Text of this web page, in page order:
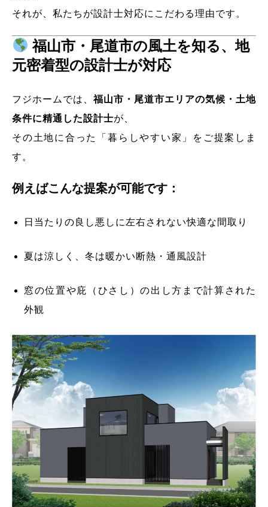
それが、私たちが設計士対応にこだわる理由です。
福山市・尾道市の風土を知る、地
元密着型の設計士が対応
フジホームでは、福山市・尾道市エリアの気候・土地
条件に精通した設計士が、
その土地に合った「暮らしやすい家」をご提案しま
す。
例えばこんな提案が可能です：
日当たりの良し悪しに左右されない快適な間取り
夏は涼しく、冬は暖かい断熱・通風設計
窓の位置や庇（ひさし）の出し方まで計算された
外観